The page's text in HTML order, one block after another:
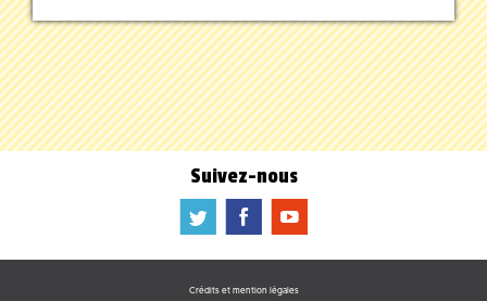
Suivez-nous
a b f
Crédits et mention légales